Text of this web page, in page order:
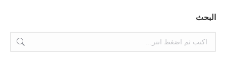
البحث
بحث: